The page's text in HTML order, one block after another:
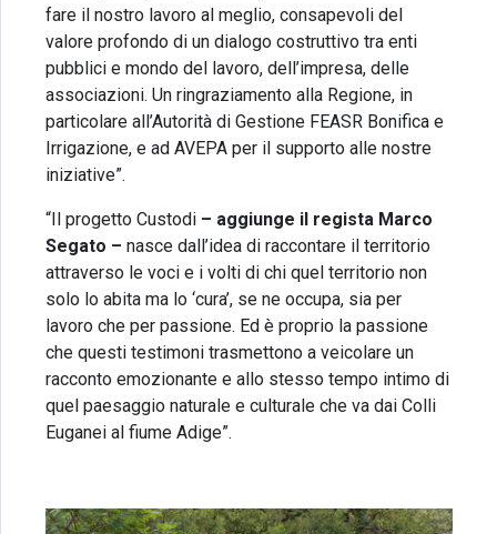
fare il nostro lavoro al meglio, consapevoli del
valore profondo di un dialogo costruttivo tra enti
pubblici e mondo del lavoro, dell’impresa, delle
associazioni. Un ringraziamento alla Regione, in
particolare all’Autorità di Gestione FEASR Bonifica e
Irrigazione, e ad AVEPA per il supporto alle nostre
iniziative”.
“Il progetto Custodi – aggiunge il regista Marco
Segato – nasce dall’idea di raccontare il territorio
attraverso le voci e i volti di chi quel territorio non
solo lo abita ma lo ‘cura’, se ne occupa, sia per
lavoro che per passione. Ed è proprio la passione
che questi testimoni trasmettono a veicolare un
racconto emozionante e allo stesso tempo intimo di
quel paesaggio naturale e culturale che va dai Colli
Euganei al fiume Adige”.